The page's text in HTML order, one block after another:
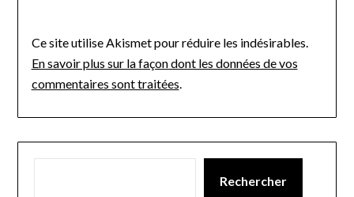
Ce site utilise Akismet pour réduire les indésirables.
En savoir plus sur la façon dont les données de vos
commentaires sont traitées.
Rechercher